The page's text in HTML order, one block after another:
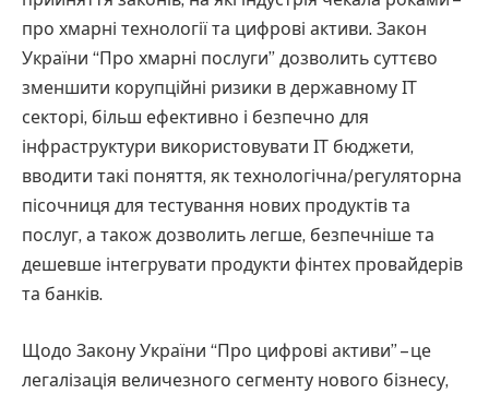
про хмарні технології та цифрові активи. Закон
України “Про хмарні послуги” дозволить суттєво
зменшити корупційні ризики в державному ІТ
секторі, більш ефективно і безпечно для
інфраструктури використовувати ІТ бюджети,
вводити такі поняття, як технологічна/регуляторна
пісочниця для тестування нових продуктів та
послуг, а також дозволить легше, безпечніше та
дешевше інтегрувати продукти фінтех провайдерів
та банків.
Щодо Закону України “Про цифрові активи” – це
легалізація величезного сегменту нового бізнесу,